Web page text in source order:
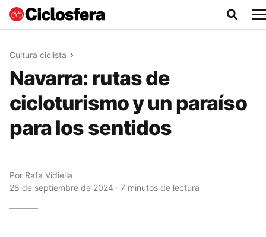
Cultura ciclista
Navarra: rutas de
cicloturismo y un paraíso
para los sentidos
Por Rafa Vidiella
28 de septiembre de 2024 · 7 minutos de lectura